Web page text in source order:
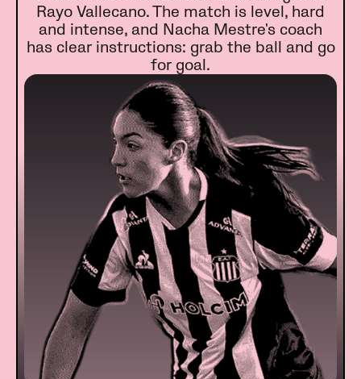
Rayo Vallecano. The match is level, hard
and intense, and Nacha Mestre's coach
has clear instructions: grab the ball and go
for goal.